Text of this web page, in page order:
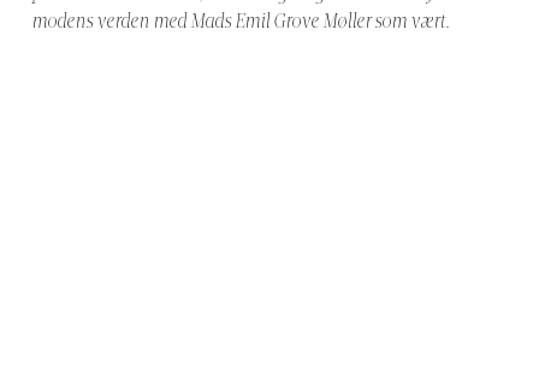
modens verden med Mads Emil Grove Møller som vært.